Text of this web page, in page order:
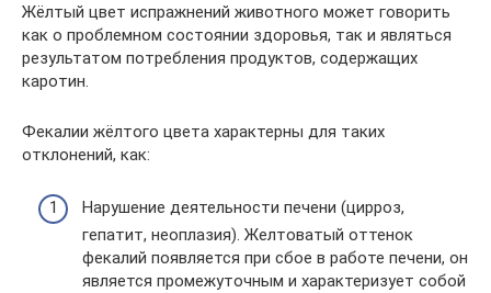
Жёлтый цвет испражнений животного может говорить
как о проблемном состоянии здоровья, так и являться
результатом потребления продуктов, содержащих
каротин.
Фекалии жёлтого цвета характерны для таких
отклонений, как:
Нарушение деятельности печени (цирроз,
гепатит, неоплазия). Желтоватый оттенок
фекалий появляется при сбое в работе печени, он
является промежуточным и характеризует собой